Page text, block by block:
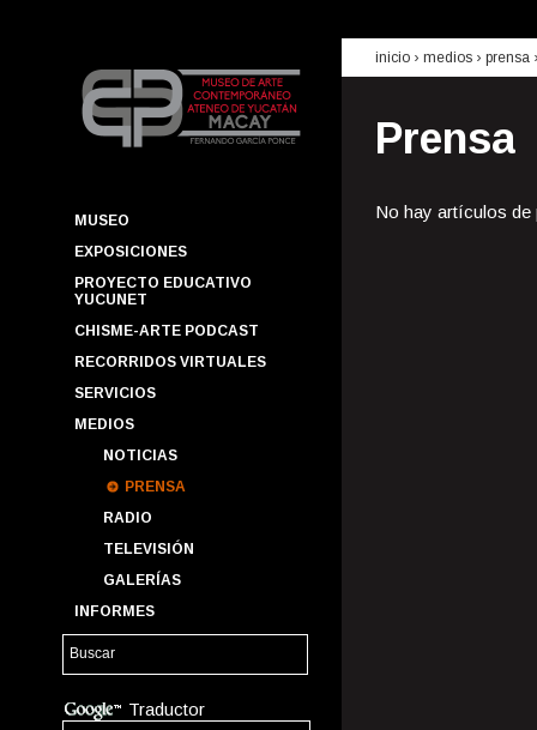
MUSEO
EXPOSICIONES
PROYECTO EDUCATIVO
YUCUNET
CHISME-ARTE PODCAST
RECORRIDOS VIRTUALES
SERVICIOS
MEDIOS
NOTICIAS
PRENSA
RADIO
TELEVISIÓN
GALERÍAS
INFORMES
Traductor
inicio › medios › prensa
Prensa
No hay artículos de